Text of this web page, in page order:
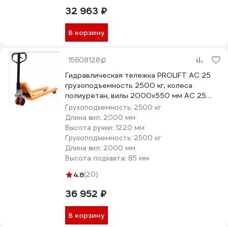
32 963 ₽
В корзину
15608128
Гидравлическая тележка PROLIFT AC 25
грузоподъемность 2500 кг, колеса
полиуретан, вилы 2000x550 мм AC 25
L2000
Грузоподъемность: 2500 кг
Длина вил: 2000 мм
Высота ручки: 1220 мм
Грузоподъемность: 2500 кг
Длина вил: 2000 мм
Высота подхвата: 85 мм
4.8(20)
36 952 ₽
В корзину